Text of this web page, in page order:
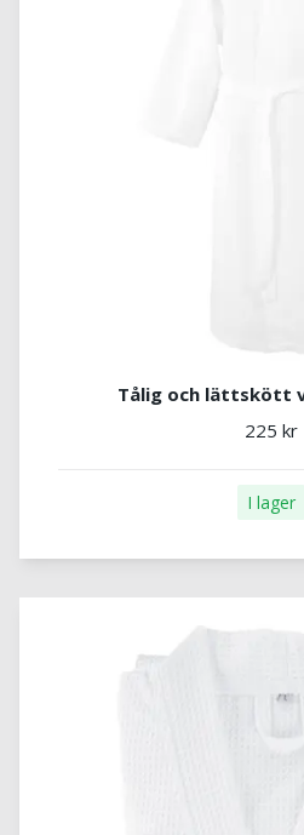
Tålig och lättskött
225 kr
I lager